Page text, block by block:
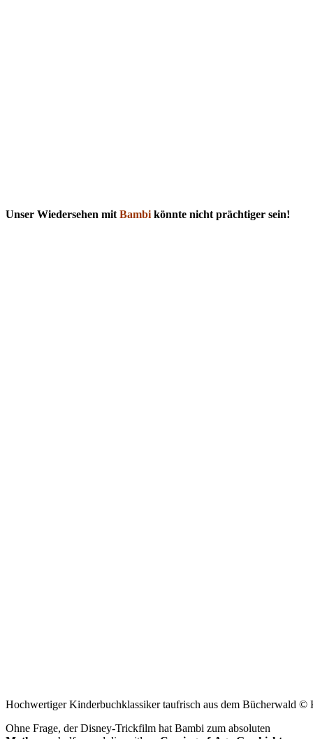
Unser Wiedersehen mit Bambi könnte nicht prächtiger sein!
Hochwertiger Kinderbuchklassiker taufrisch aus dem Bücherwald ©
Ohne Frage, der Disney-Trickfilm hat Bambi zum absoluten